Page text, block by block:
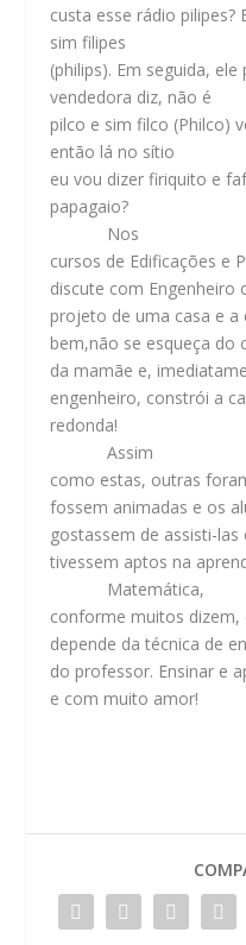
custa esse rádio pilipes?
sim filipes
(philips). Em seguida,
vendedora diz, não é
pilco e sim filco (Philco)
então lá no sítio
eu vou dizer firiquito e
papagaio?
Nos
cursos de Edificações e
discute com Engenheiro
projeto de uma casa e a
bem,não se esqueça do
da mamãe e,
engenheiro, constrói a
redonda!
Assim
como estas, outras
fossem animadas e os
gostassem de assisti-
tivessem aptos na
Matemática,
conforme muitos
depende da técnica de
do professor. Ensinar e
e com muito amor!